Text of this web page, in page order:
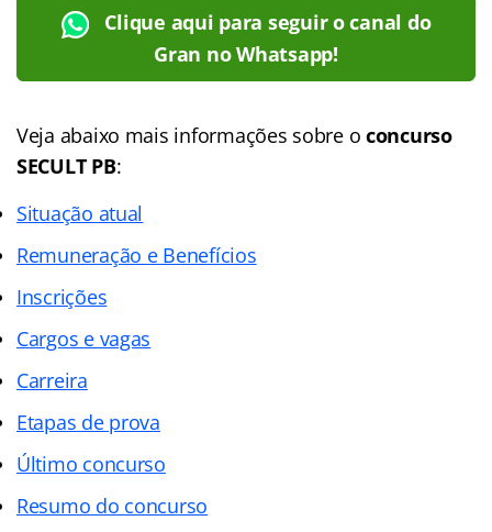
Clique aqui para seguir o canal do
Gran no Whatsapp!
Veja abaixo mais informações sobre oconcurso
SECULT PB:
Situação atual
Remuneração e Benefícios
Inscrições
Cargos e vagas
Carreira
Etapas de prova
Último concurso
Resumo do concurso